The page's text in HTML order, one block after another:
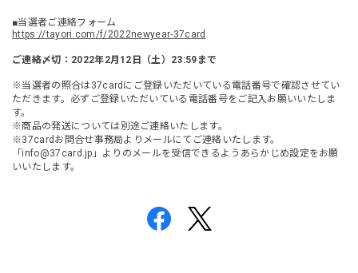
■当選者ご連絡フォーム
https://tayori.com/f/2022newyear-37card
ご連絡〆切：2022年2月12日（土）23:59まで
※当選者の照合は37cardにご登録いただいている電話番号で確認させてい
ただきます。必ずご登録いただいている電話番号をご記入お願いいたしま
す。
※商品の発送については別途ご連絡いたします。
※37cardお問合せ事務局よりメールにてご連絡いたします。
「info@37card.jp 」よりのメールを受信できるようあらかじめ設定をお願
いいたします。